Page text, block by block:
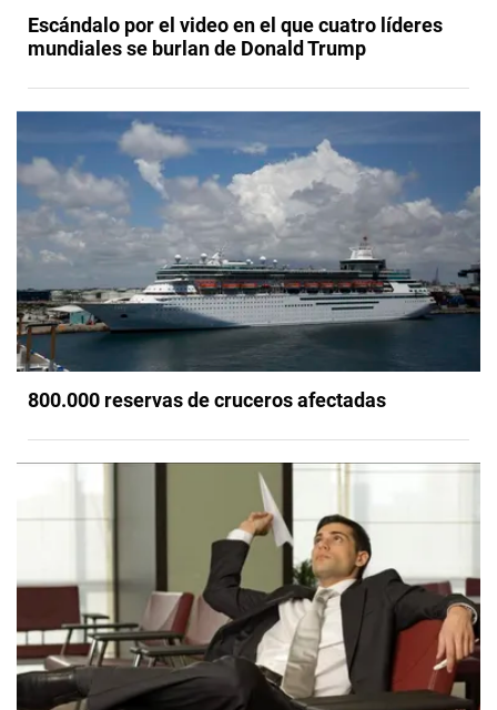
Escándalo por el video en el que cuatro líderes
mundiales se burlan de Donald Trump
800.000 reservas de cruceros afectadas